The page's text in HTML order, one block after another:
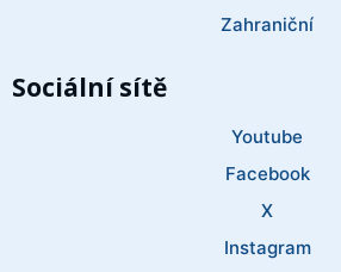
Zahraniční
Sociální sítě
Youtube
Facebook
X
Instagram